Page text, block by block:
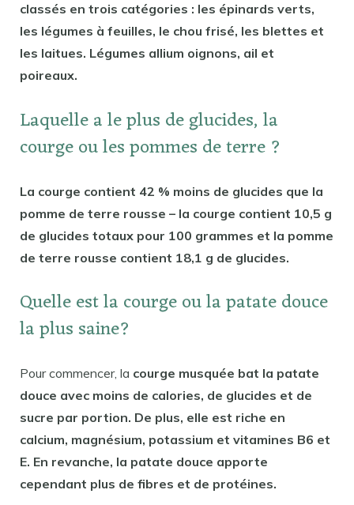
classés en trois catégories : les épinards verts,
les légumes à feuilles, le chou frisé, les blettes et
les laitues. Légumes allium oignons, ail et
poireaux.
Laquelle a le plus de glucides, la
courge ou les pommes de terre ?
La courge contient 42 % moins de glucides que la
pomme de terre rousse – la courge contient 10,5 g
de glucides totaux pour 100 grammes et la pomme
de terre rousse contient 18,1 g de glucides.
Quelle est la courge ou la patate douce
la plus saine?
Pour commencer, la courge musquée bat la patate
douce avec moins de calories, de glucides et de
sucre par portion. De plus, elle est riche en
calcium, magnésium, potassium et vitamines B6 et
E. En revanche, la patate douce apporte
cependant plus de fibres et de protéines.